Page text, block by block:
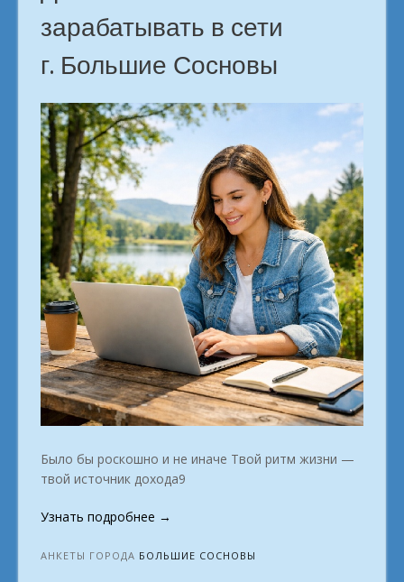
зарабатывать в сети
г. Большие Сосновы
Было бы роскошно и не иначе Твой ритм жизни —
твой источник дохода9
Узнать подробнее «Быстрый
в
→
АНКЕТЫ ГОРОДА БОЛЬШИЕ СОСНОВЫ